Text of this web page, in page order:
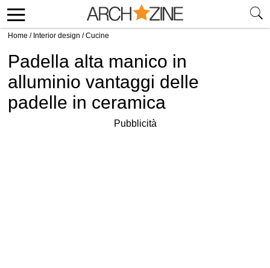
Home / Interior design /Cucine
Padella alta manico in
alluminio vantaggi delle
padelle in ceramica
Pubblicità